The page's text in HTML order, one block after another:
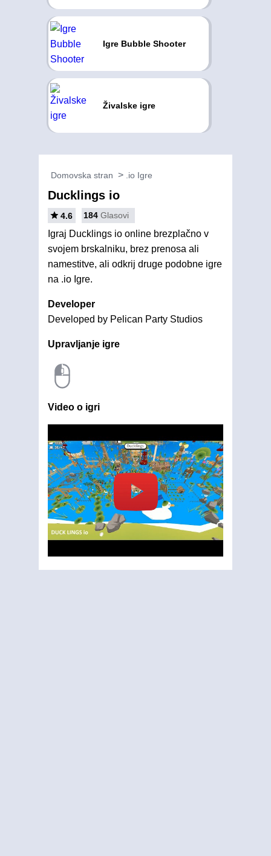
Igre Bubble Shooter
Živalske igre
Domovska stran .io Igre
Ducklings io
4.6 184 Glasovi
Igraj Ducklings io online brezplačno v
svojem brskalniku, brez prenosa ali
namestitve, ali odkrij druge podobne igre
na .io Igre.
Developer
Developed by Pelican Party Studios
Upravljanje igre
Video o igri